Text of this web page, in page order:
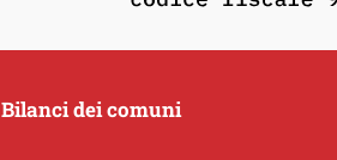
Bilanci dei comuni